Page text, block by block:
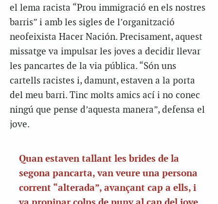
el lema racista “Prou immigració en els nostres
barris” i amb les sigles de l’organització
neofeixista Hacer Nación. Precisament, aquest
missatge va impulsar les joves a decidir llevar
les pancartes de la via pública. “Són uns
cartells racistes i, damunt, estaven a la porta
del meu barri. Tinc molts amics ací i no conec
ningú que pense d’aquesta manera”, defensa el
jove.
Quan estaven tallant les brides de la
segona pancarta, van veure una persona
corrent “alterada”, avançant cap a ells, i